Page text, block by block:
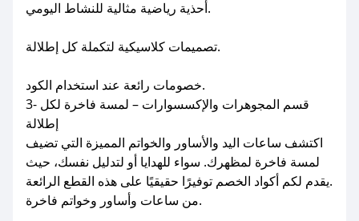
أحذية رياضية مثالية للنشاط اليومي.
تصميمات كلاسيكية لتكملة كل إطلالة.
خصومات رائعة عند استخدام الكود.
3- قسم المجوهرات والإكسسوارات – لمسة فاخرة لكل
إطلالة
اكتشف ساعات اليد والأساور والخواتم المميزة التي تضيف
لمسة فاخرة لمظهرك. سواء للهدايا أو لتدليل نفسك، حيث
يقدم لكم أكواد الخصم توفيرًا حقيقيًا على هذه القطع الرائعة.
من ساعات وأساور وخواتم فاخرة.